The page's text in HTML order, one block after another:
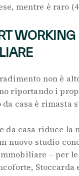
mentre è raro
non è
riportando i
da casa è rimasta
da casa riduce
nuovo studio
– per
Stoccarda